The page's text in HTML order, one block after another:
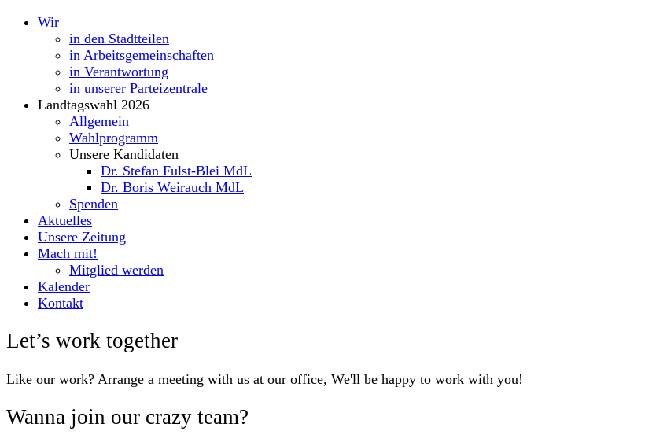
Wir
in den Stadtteilen
in Arbeitsgemeinschaften
in Verantwortung
in unserer Parteizentrale
Landtagswahl 2026
Allgemein
Wahlprogramm
Unsere Kandidaten
Dr. Stefan Fulst-Blei MdL
Dr. Boris Weirauch MdL
Spenden
Aktuelles
Unsere Zeitung
Mach mit!
Mitglied werden
Kalender
Kontakt
Let’s work together
Like our work? Arrange a meeting with us at our office, We'll be happy to work with you!
Wanna join our crazy team?